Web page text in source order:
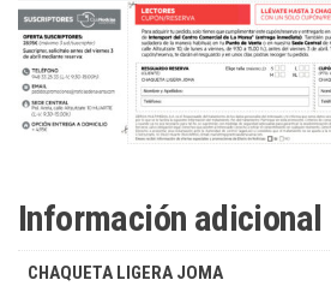
Información adicional
CHAQUETA LIGERA JOMA